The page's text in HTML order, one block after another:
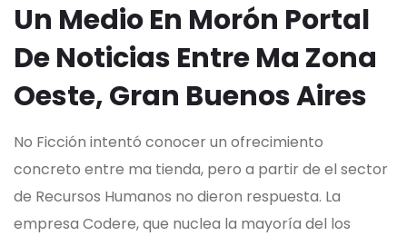
Un Medio En Morón Portal
De Noticias Entre Ma Zona
Oeste, Gran Buenos Aires
No Ficción intentó conocer un ofrecimiento
concreto entre ma tienda, pero a partir de el sector
de Recursos Humanos no dieron respuesta. La
empresa Codere, que nuclea la mayoría del los